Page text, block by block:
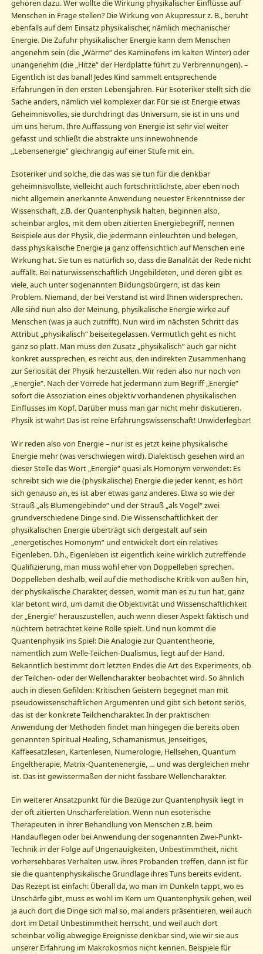
gehören dazu. Wer wollte die Wirkung physikalischer Einflüsse auf
Menschen in Frage stellen? Die Wirkung von Akupressur z. B., beruht
ebenfalls auf dem Einsatz physikalischer, nämlich mechanischer
Energie. Die Zufuhr physikalischer Energie kann dem Menschen
angenehm sein (die „Wärme“ des Kaminofens im kalten Winter) oder
unangenehm (die „Hitze“ der Herdplatte führt zu Verbrennungen). –
Eigentlich ist das banal! Jedes Kind sammelt entsprechende
Erfahrungen in den ersten Lebensjahren. Für Esoteriker stellt sich die
Sache anders, nämlich viel komplexer dar. Für sie ist Energie etwas
Geheimnisvolles, sie durchdringt das Universum, sie ist in uns und
um uns herum. Ihre Auffassung von Energie ist sehr viel weiter
gefasst und schließt die abstrakte uns innewohnende
„Lebensenergie“ gleichrangig auf einer Stufe mit ein.
Esoteriker und solche, die das was sie tun für die denkbar
geheimnisvollste, vielleicht auch fortschrittlichste, aber eben noch
nicht allgemein anerkannte Anwendung neuester Erkenntnisse der
Wissenschaft, z.B. der Quantenphysik halten, beginnen also,
scheinbar arglos, mit dem oben zitierten Energiebegriff, nennen
Beispiele aus der Physik, die jedermann einleuchten und belegen,
dass physikalische Energie ja ganz offensichtlich auf Menschen eine
Wirkung hat. Sie tun es natürlich so, dass die Banalität der Rede nicht
auffällt. Bei naturwissenschaftlich Ungebildeten, und deren gibt es
viele, auch unter sogenannten Bildungsbürgern, ist das kein
Problem. Niemand, der bei Verstand ist wird Ihnen widersprechen.
Alle sind nun also der Meinung, physikalische Energie wirke auf
Menschen (was ja auch zutrifft). Nun wird im nächsten Schritt das
Attribut „physikalisch“ beiseitegelassen. Vermutlich geht es nicht
ganz so platt. Man muss den Zusatz „physikalisch“ auch gar nicht
konkret aussprechen, es reicht aus, den indirekten Zusammenhang
zur Seriosität der Physik herzustellen. Wir reden also nur noch von
„Energie“. Nach der Vorrede hat jedermann zum Begriff „Energie“
sofort die Assoziation eines objektiv vorhandenen physikalischen
Einflusses im Kopf. Darüber muss man gar nicht mehr diskutieren.
Physik ist wahr! Das ist reine Erfahrungswissenschaft! Unwiderlegbar!
Wir reden also von Energie – nur ist es jetzt keine physikalische
Energie mehr (was verschwiegen wird). Dialektisch gesehen wird an
dieser Stelle das Wort „Energie“ quasi als Homonym verwendet: Es
schreibt sich wie die (physikalische) Energie die jeder kennt, es hört
sich genauso an, es ist aber etwas ganz anderes. Etwa so wie der
Strauß „als Blumengebinde“ und der Strauß „als Vogel“ zwei
grundverschiedene Dinge sind. Die Wissenschaftlichkeit der
physikalischen Energie überträgt sich dergestalt auf sein
„energetisches Homonym“ und entwickelt dort ein relatives
Eigenleben. D.h., Eigenleben ist eigentlich keine wirklich zutreffende
Qualifizierung, man muss wohl eher von Doppelleben sprechen.
Doppelleben deshalb, weil auf die methodische Kritik von außen hin,
der physikalische Charakter, dessen, womit man es zu tun hat, ganz
klar betont wird, um damit die Objektivität und Wissenschaftlichkeit
der „Energie“ herauszustellen, auch wenn dieser Aspekt faktisch und
nüchtern betrachtet keine Rolle spielt. Und nun kommt die
Quantenphysik ins Spiel: Die Analogie zur Quantentheorie,
namentlich zum Welle-Teilchen-Dualismus, liegt auf der Hand.
Bekanntlich bestimmt dort letzten Endes die Art des Experiments, ob
der Teilchen- oder der Wellencharakter beobachtet wird. So ähnlich
auch in diesen Gefilden: Kritischen Geistern begegnet man mit
pseudowissenschaftlichen Argumenten und gibt sich betont seriös,
das ist der konkrete Teilchencharakter. In der praktischen
Anwendung der Methoden findet man hingegen die bereits oben
genannten Spiritual Healing, Schamanismus, Jenseitiges,
Kaffeesatzlesen, Kartenlesen, Numerologie, Hellsehen, Quantum
Engeltherapie, Matrix-Quantenenergie, … und was dergleichen mehr
ist. Das ist gewissermaßen der nicht fassbare Wellencharakter.
Ein weiterer Ansatzpunkt für die Bezüge zur Quantenphysik liegt in
der oft zitierten Unschärferelation. Wenn nun esoterische
Therapeuten in ihrer Behandlung von Menschen z.B. beim
Handauflegen oder bei Anwendung der sogenannten Zwei-Punkt-
Technik in der Folge auf Ungenauigkeiten, Unbestimmtheit, nicht
vorhersehbares Verhalten usw. ihres Probanden treffen, dann ist für
sie die quantenphysikalische Grundlage ihres Tuns bereits evident.
Das Rezept ist einfach: Überall da, wo man im Dunkeln tappt, wo es
Unschärfe gibt, muss es wohl im Kern um Quantenphysik gehen, weil
ja auch dort die Dinge sich mal so, mal anders präsentieren, weil auch
dort im Detail Unbestimmtheit herrscht, und weil auch dort
scheinbar völlig abwegige Ereignisse denkbar sind, wie wir sie aus
unserer Erfahrung im Makrokosmos nicht kennen. Beispiele für